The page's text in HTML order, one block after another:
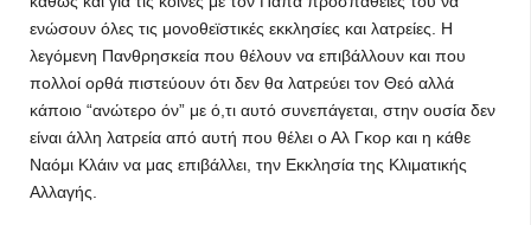
ενώσουν όλες τις μονοθεϊστικές εκκλησίες και λατρείες. Η
λεγόμενη Πανθρησκεία που θέλουν να επιβάλλουν και που
πολλοί ορθά πιστεύουν ότι δεν θα λατρεύει τον Θεό αλλά
κάποιο “ανώτερο όν” με ό,τι αυτό συνεπάγεται, στην ουσία δεν
είναι άλλη λατρεία από αυτή που θέλει ο Αλ Γκορ και η κάθε
Ναόμι Κλάιν να μας επιβάλλει, την Εκκλησία της Κλιματικής
Αλλαγής.